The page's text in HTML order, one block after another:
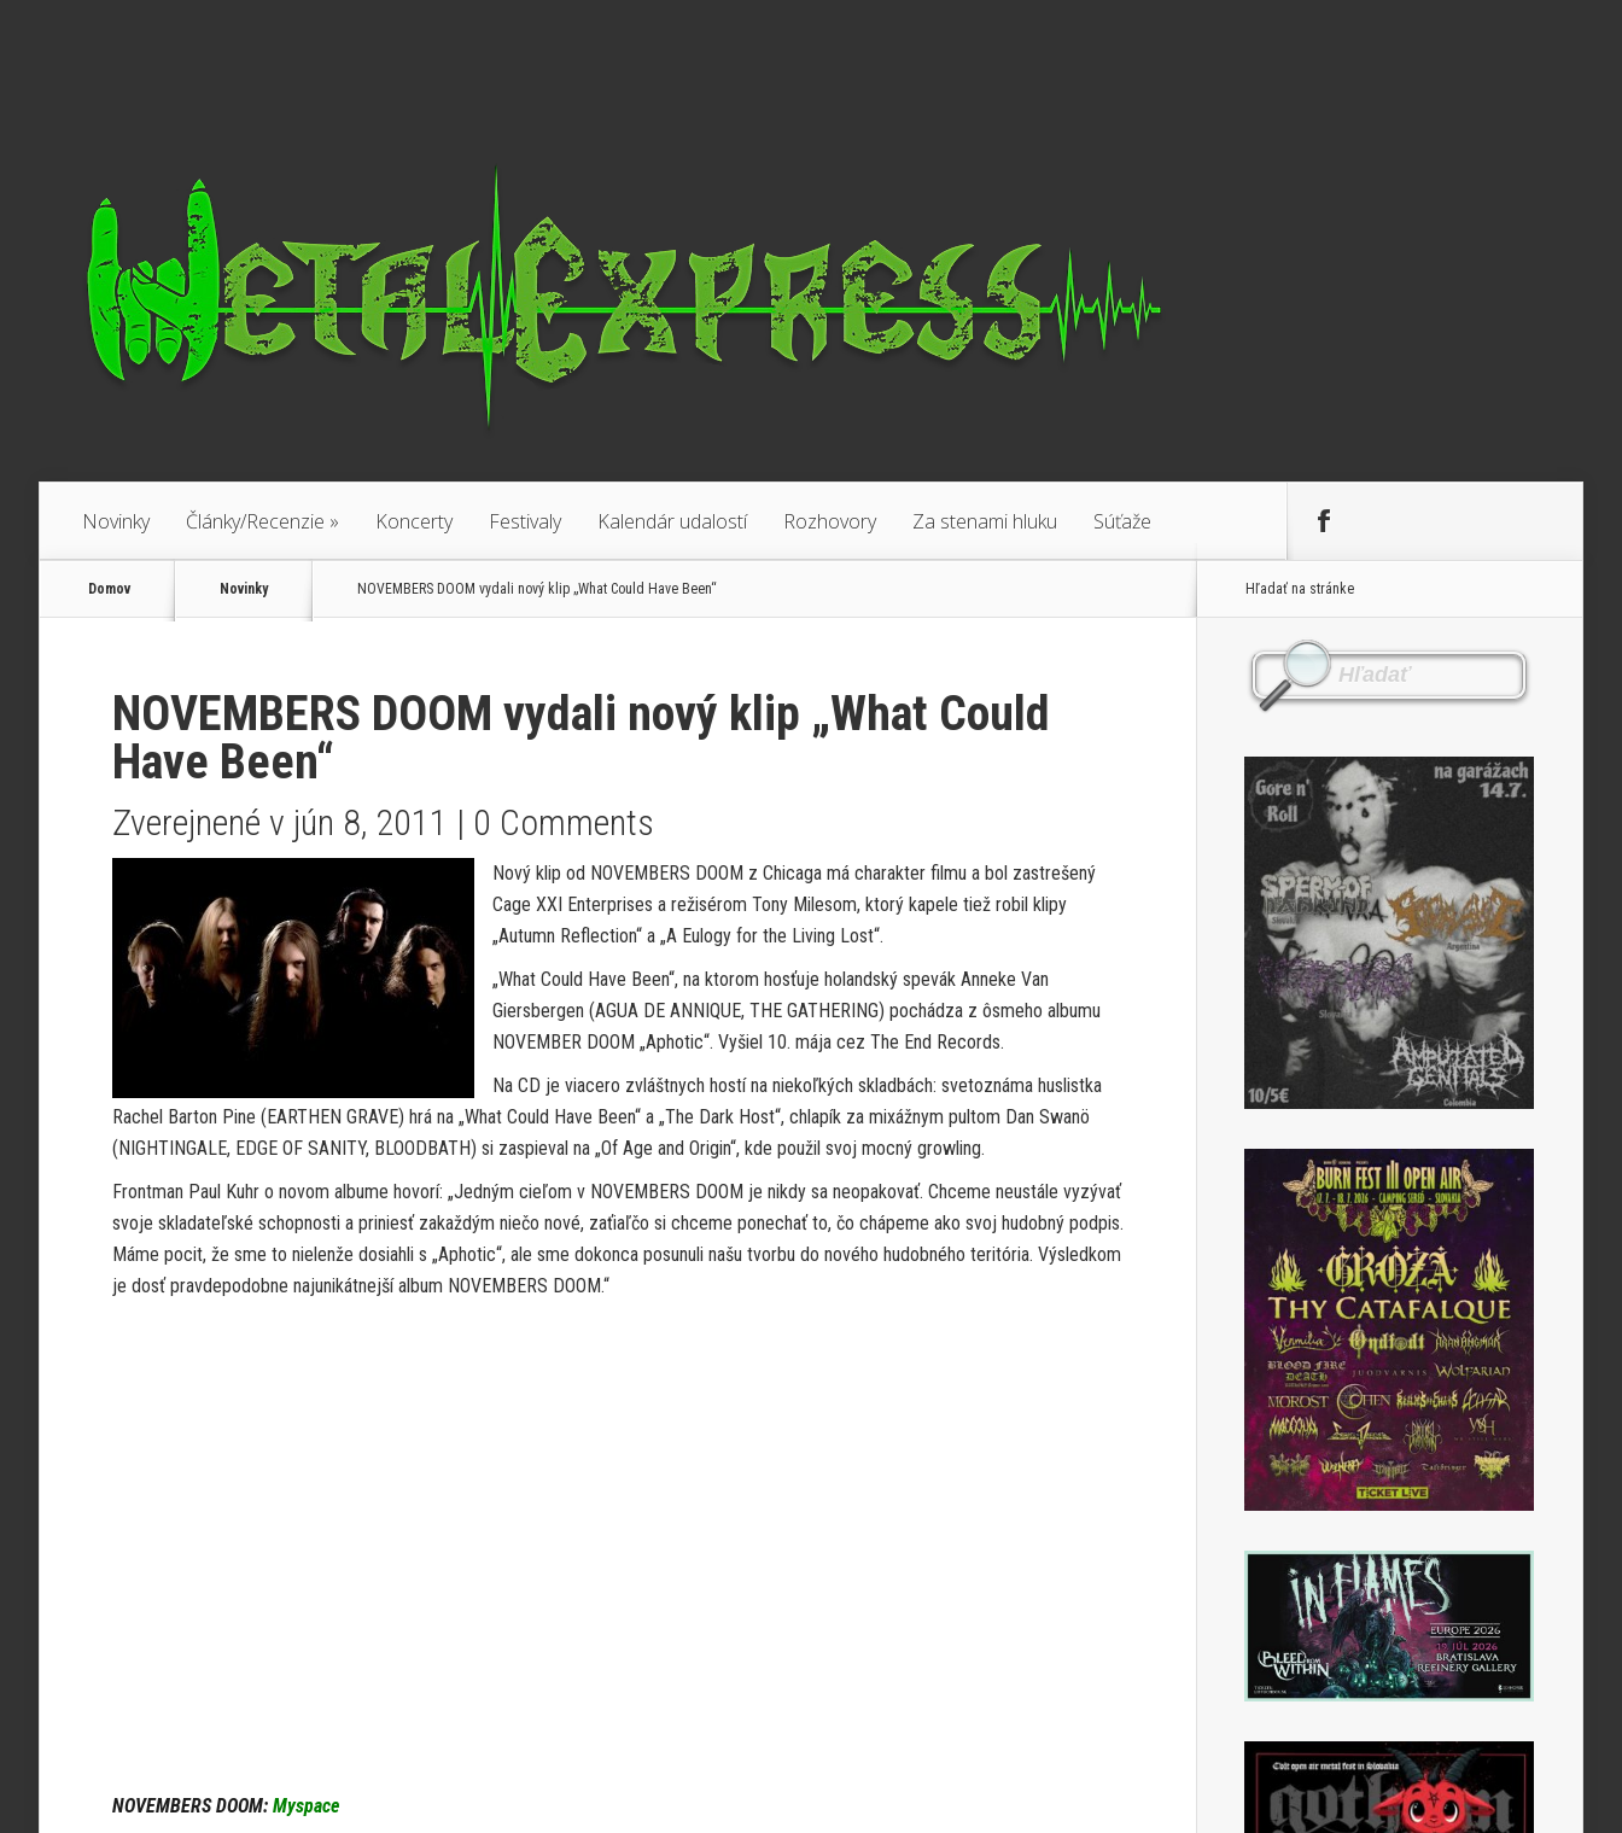
Novinky Články/Recenzie » Koncerty Festivaly Kalendár udalostí Rozhovory Za stenami hluku Súťaže
Domov Novinky NOVEMBERS DOOM vydali nový klip „What Could Have Been“
NOVEMBERS DOOM vydali nový klip „What Could
Have Been“
Zverejnené v jún 8, 2011 | 0 Comments
Nový klip od NOVEMBERS DOOM z Chicaga má charakter filmu a bol zastrešený
Cage XXI Enterprises a režisérom Tony Milesom, ktorý kapele tiež robil klipy
„Autumn Reflection“ a „A Eulogy for the Living Lost“.
„What Could Have Been“, na ktorom hosťuje holandský spevák Anneke Van
Giersbergen (AGUA DE ANNIQUE, THE GATHERING) pochádza z ôsmeho albumu
NOVEMBER DOOM „Aphotic“. Vyšiel 10. mája cez The End Records.
Na CD je viacero zvláštnych hostí na niekoľkých skladbách: svetoznáma huslistka
Rachel Barton Pine (EARTHEN GRAVE) hrá na „What Could Have Been“ a „The Dark Host“, chlapík za mixážnym pultom Dan Swanö
(NIGHTINGALE, EDGE OF SANITY, BLOODBATH) si zaspieval na „Of Age and Origin“, kde použil svoj mocný growling.
Frontman Paul Kuhr o novom albume hovorí: „Jedným cieľom v NOVEMBERS DOOM je nikdy sa neopakovať. Chceme neustále vyzývať
svoje skladateľské schopnosti a priniesť zakaždým niečo nové, zaťiaľčo si chceme ponechať to, čo chápeme ako svoj hudobný podpis.
Máme pocit, že sme to nielenže dosiahli s „Aphotic“, ale sme dokonca posunuli našu tvorbu do nového hudobného teritória. Výsledkom
je dosť pravdepodobne najunikátnejší album NOVEMBERS DOOM.“
NOVEMBERS DOOM: Myspace
Hľadať na stránke